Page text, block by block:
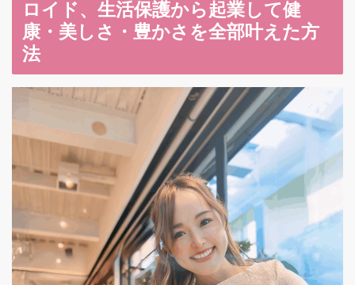
ロイド、生活保護から起業して健
康・美しさ・豊かさを全部叶えた方
法